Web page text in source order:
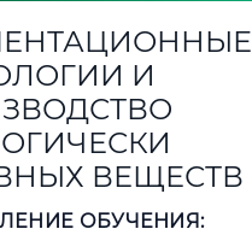
И
ВЕЩЕСТВ
ОБУЧЕНИЯ: